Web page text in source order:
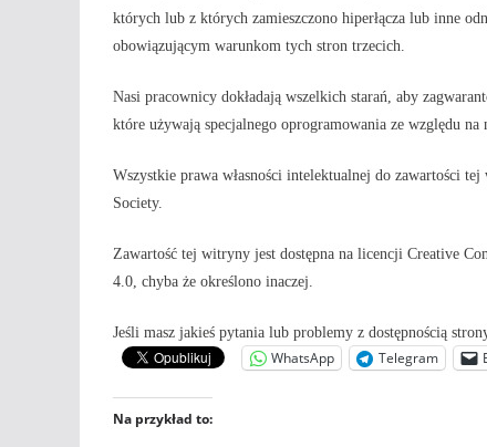
których lub z których zamieszczono hiperłącza lub inne
obowiązującym warunkom tych stron trzecich.
Nasi pracownicy dokładają wszelkich starań, aby
które używają specjalnego oprogramowania ze względu na
Wszystkie prawa własności intelektualnej do zawartości
Society.
Zawartość tej witryny jest dostępna na licencji Creative
4.0, chyba że określono inaczej.
Jeśli masz jakieś pytania lub problemy z dostępnością
WhatsApp Telegram
Na przykład to: